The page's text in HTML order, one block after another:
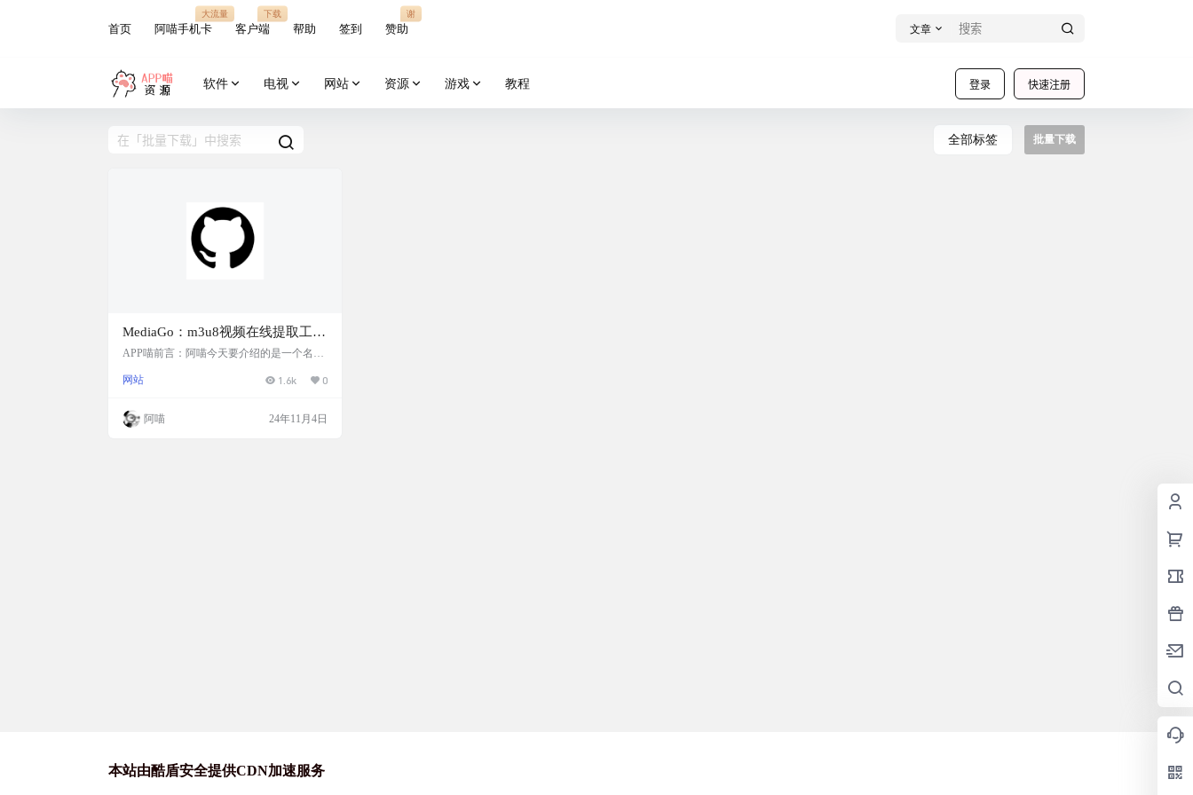
首页 阿喵手机卡
大流量
客户端
下载
帮助 签到 赞助
谢
文章
登录 快速注册
软件 电视 网站 资源 游戏 教程
全部标签 批量下载
MediaGo：m3u8视频在线提取工
具，通过软件自带的浏览器轻松嗅
下载，提供了批量下载和多平台播
APP喵前言：阿喵今天要介绍的是一个名为
具非常强大，它自带一个浏览器，可以轻松
户还是Mac用户，都可以享受到这个工具带
来的便利。MediaGo不仅支持视频下载，还
网站 1.6k 0
阿喵 24年11月4日
本站由酷盾安全提供CDN加速服务